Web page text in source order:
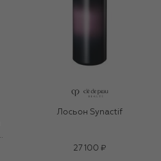
Лосьон Synactif
27 100 ₽